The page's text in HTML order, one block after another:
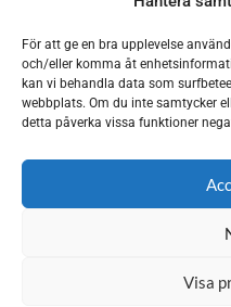
För att ge en bra upplevelse
och/eller komma åt
kan vi behandla data som
webbplats. Om du inte samtycker
detta påverka vissa funktioner
Visa